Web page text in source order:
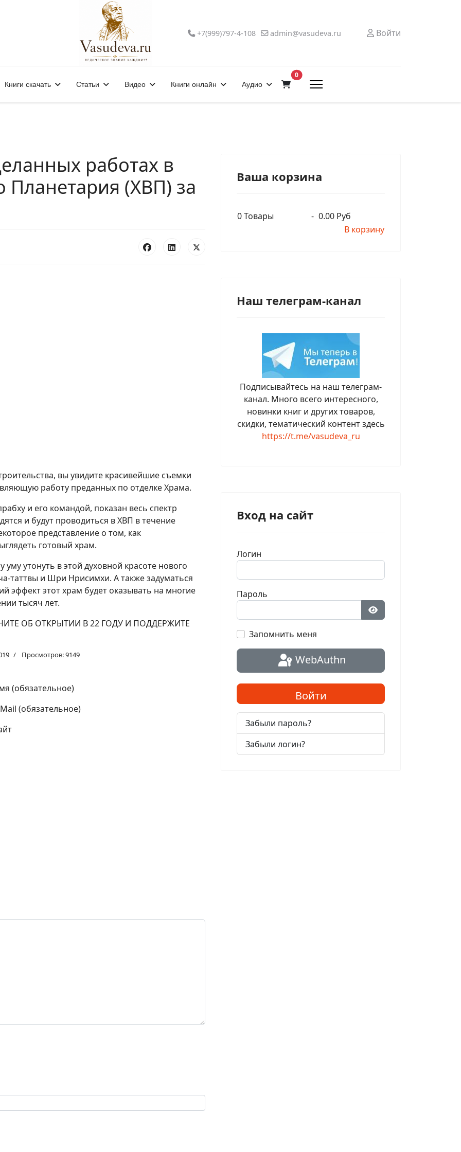
+7(999)797-4-108 admin@vasudeva.ru Войти
Книги скачать Статьи Видео Книги онлайн Аудио
0В корзину
работах в
Планетария (ХВП) за
вы увидите красивейшие съемки
работу преданных по отделке Храма.
и его командой, показан весь спектр
и будут проводиться в ХВП в течение
представление о том, как
готовый храм.
утонуть в этой духовной красоте нового
и Шри Нрисимхи. А также задуматься
этот храм будет оказывать на многие
тысяч лет.
ОБ ОТКРЫТИИ В 22 ГОДУ И ПОДДЕРЖИТЕ
Просмотров: 9149
(обязательное)
(обязательное)
Ваша корзина
0Товары - 0.00 Руб
В корзину
Наш телеграм-канал
Подписывайтесь на наш телеграм-
канал. Много всего интересного,
новинки книг и других товаров,
скидки, тематический контент здесь
https://t.me/vasudeva_ru
Вход на сайт
Логин
Пароль
Показать пароль
Запомнить меня
WebAuthn
Войти
Забыли пароль?
Забыли логин?